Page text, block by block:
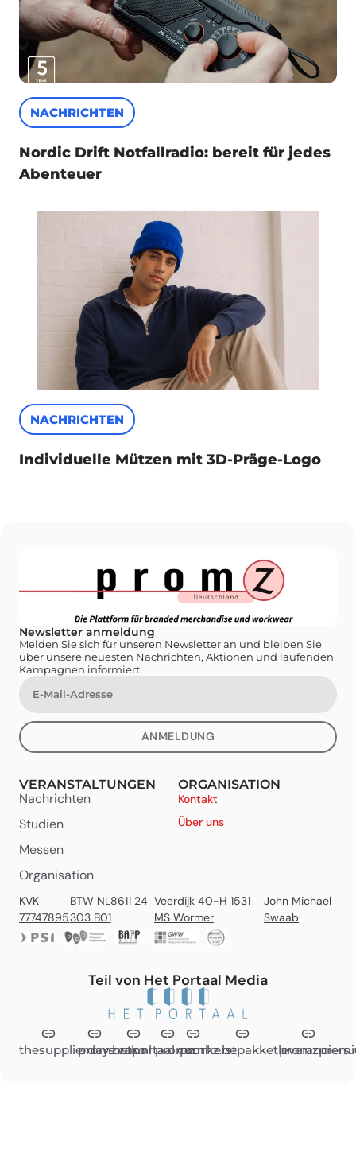
NACHRICHTEN
Nordic Drift Notfallradio: bereit für jedes
Abenteuer
NACHRICHTEN
Individuelle Mützen mit 3D-Präge-Logo
Newsletter anmeldung
Melden Sie sich für unseren Newsletter an und bleiben Sie
über unsere neuesten Nachrichten, Aktionen und laufenden
Kampagnen informiert.
ANMELDUNG
VERANSTALTUNGEN
Nachrichten
Studien
Messen
Organisation
ORGANISATION
Kontakt
Über uns
KVK
77747895
BTW NL8611 24
303 B01
Veerdijk 40-H 1531
MS Wormer
John Michael
Swaab
Teil von Het Portaal Media
thesupplierdays.com
promzvak.nl
hetportaal.com
promz.nl
promz.be